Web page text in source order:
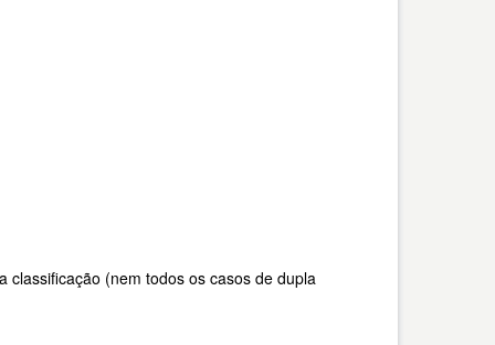
classificação (nem todos os casos de dupla